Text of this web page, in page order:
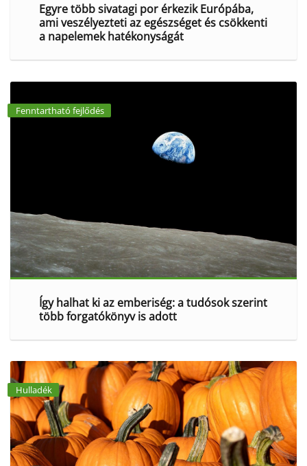
Egyre több sivatagi por érkezik Európába,
ami veszélyezteti az egészséget és csökkenti
a napelemek hatékonyságát
Fenntartható fejlődés
Így halhat ki az emberiség: a tudósok szerint
több forgatókönyv is adott
Hulladék